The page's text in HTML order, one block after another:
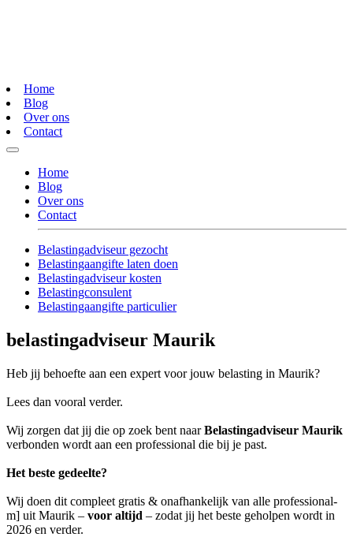
Home
Blog
Over ons
Contact
Home
Blog
Over ons
Contact
Belastingadviseur gezocht
Belastingaangifte laten doen
Belastingadviseur kosten
Belastingconsulent
Belastingaangifte particulier
belastingadviseur Maurik
Heb jij behoefte aan een expert voor jouw belasting in Maurik?
Lees dan vooral verder.
Wij zorgen dat jij die op zoek bent naarBelastingadviseur Maurik
verbonden wordt aan een professional die bij je past.
Het beste gedeelte?
Wij doen dit compleet gratis & onafhankelijk van alle professional-
m] uit Maurik – voor altijd – zodat jij het beste geholpen wordt in
2026 en verder.